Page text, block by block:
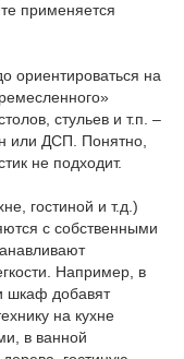
применяется
ориентироваться на
стульев и т.п. –
или ДСП. Понятно,
не подходит.
гостиной и т.д.)
с собственными
Например, в
шкаф добавят
на кухне
в ванной